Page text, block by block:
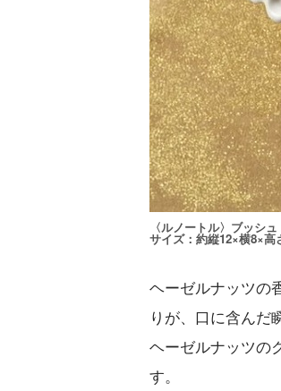
〈ルノートル〉ブッシ
サイズ：約縦12×横8×高
ヘーゼルナッツの
りが、口に含んだ
ヘーゼルナッツの
す。